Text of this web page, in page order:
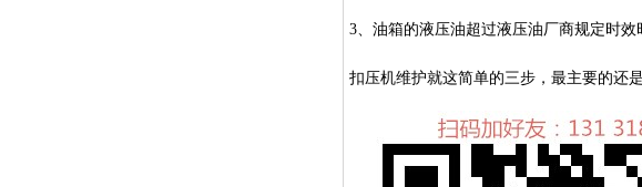
3 、油箱的液压油超过液压油厂商规定时
扣压机维护就这简单的三步，最主要的还